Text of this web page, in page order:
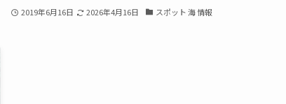
2019年6月16日 2026年4月16日 スポット 海 情報